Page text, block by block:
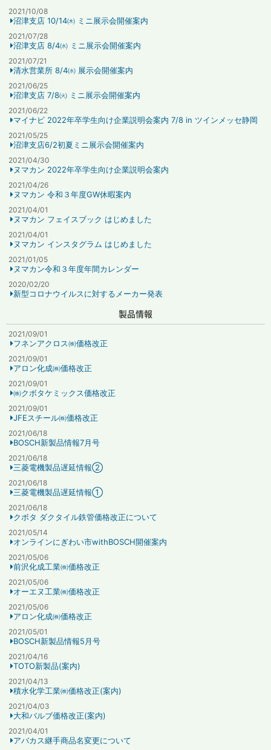
2021/10/08
沼津支店 10/14㈭ ミニ展示会開催案内
2021/07/28
沼津支店 8/4㈬ ミニ展示会開催案内
2021/07/21
清水営業所 8/4㈬ 展示会開催案内
2021/06/25
沼津支店 7/8㈫ ミニ展示会開催案内
2021/06/22
マイナビ 2022年卒学生向け企業説明会案内 7/8 in ツインメッセ静岡
2021/05/25
沼津支店6/2初夏ミニ展示会開催案内
2021/04/30
ヌマカン 2022年卒学生向け企業説明会案内
2021/04/26
ヌマカン 令和３年度GW休暇案内
2021/04/01
ヌマカン フェイスブック はじめました
2021/04/01
ヌマカン インスタグラム はじめました
2021/01/05
ヌマカン令和３年度年間カレンダー
2020/02/20
新型コロナウイルスに対するメーカー発表
製品情報
2021/09/01
フネンアクロス㈱価格改正
2021/09/01
アロン化成㈱価格改正
2021/09/01
㈱クボタケミックス価格改正
2021/09/01
JFEスチール㈱価格改正
2021/06/18
BOSCH新製品情報7月号
2021/06/18
三菱電機製品遅延情報②
2021/06/18
三菱電機製品遅延情報①
2021/06/18
クボタ ダクタイル鉄管価格改正について
2021/05/14
オンラインにぎわい市withBOSCH開催案内
2021/05/06
前沢化成工業㈱価格改正
2021/05/06
オーエヌ工業㈱価格改正
2021/05/06
アロン化成㈱価格改正
2021/05/01
BOSCH新製品情報5月号
2021/04/16
TOTO新製品(案内)
2021/04/13
積水化学工業㈱価格改正(案内)
2021/04/03
大和バルブ価格改正(案内)
2021/04/01
アバカス継手商品名変更について